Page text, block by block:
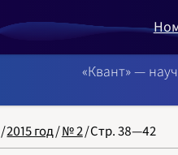
NB:
«Квант» —
/2015 год/№ 2/Стр. 38—42